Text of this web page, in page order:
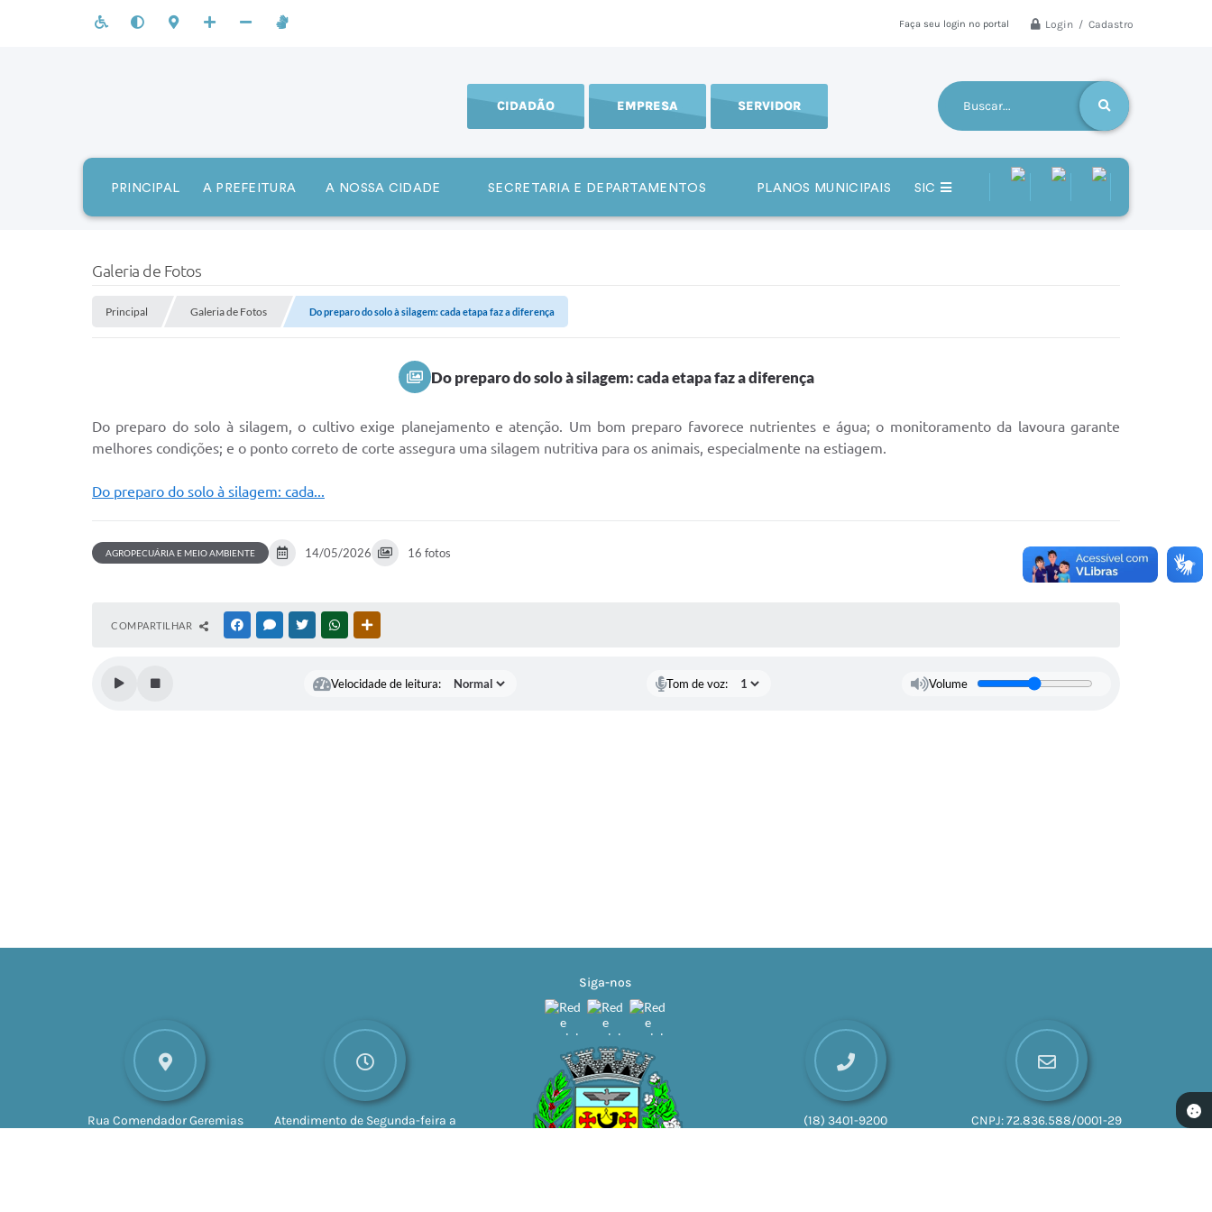
Faça seu login no portal Login / Cadastro
CIDADÃO EMPRESA SERVIDOR
PRINCIPAL A PREFEITURA A NOSSA CIDADE SECRETARIA E DEPARTAMENTOS PLANOS MUNICIPAIS SIC
Galeria de Fotos
Principal Galeria de Fotos Do preparo do solo à silagem: cada etapa faz a diferença
Do preparo do solo à silagem: cada etapa faz a diferença
Do preparo do solo à silagem, o cultivo exige planejamento e atenção. Um bom preparo favorece nutrientes e água; o monitoramento da lavoura garante
melhores condições; e o ponto correto de corte assegura uma silagem nutritiva para os animais, especialmente na estiagem.
Do preparo do solo à silagem: cada...
AGROPECUÁRIA E MEIO AMBIENTE 14/05/2026 16 fotos
COMPARTILHAR FACEBOOKMESSENGER
TWITTERWHATSAPP
Velocidade de leitura: Tom de voz: Volume
Rua Comendador Geremias
Atendimento de Segunda-feira a
Siga-nos
(18) 3401-9200 CNPJ:72.836.588/0001-29